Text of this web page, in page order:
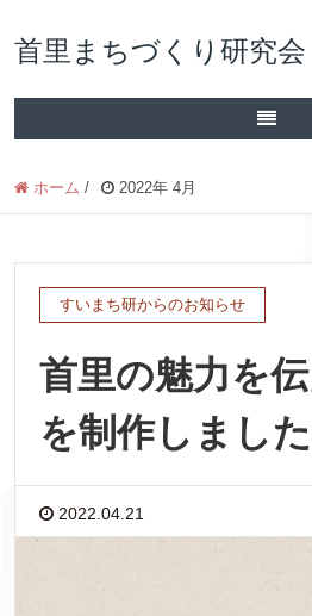
首里まちづくり研究会
ホーム / 2022年 4月
すいまち研からのお知らせ
首里の魅力を
を制作しました
2022.04.21